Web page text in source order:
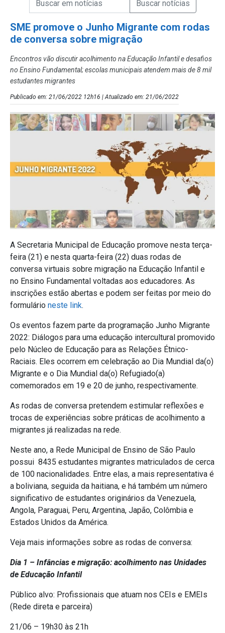
SME promove o Junho Migrante com rodas
de conversa sobre migração
Encontros vão discutir acolhimento na Educação Infantil e desafios
no Ensino Fundamental; escolas municipais atendem mais de 8 mil
estudantes migrantes
Publicado em: 21/06/2022 12h16 | Atualizado em: 21/06/2022
A Secretaria Municipal de Educação promove nesta terça-
feira (21) e nesta quarta-feira (22) duas rodas de
conversa virtuais sobre migração na Educação Infantil e
no Ensino Fundamental voltadas aos educadores. As
inscrições estão abertas e podem ser feitas por meio do
formulário neste link.
Os eventos fazem parte da programação Junho Migrante
2022: Diálogos para uma educação intercultural promovido
pelo Núcleo de Educação para as Relações Étnico-
Raciais. Eles ocorrem em celebração ao Dia Mundial da(o)
Migrante e o Dia Mundial da(o) Refugiado(a)
comemorados em 19 e 20 de junho, respectivamente.
As rodas de conversa pretendem estimular reflexões e
trocas de experiências sobre práticas de acolhimento a
migrantes já realizadas na rede.
Neste ano, a Rede Municipal de Ensino de São Paulo
possui 8435 estudantes migrantes matriculados de cerca
de 100 nacionalidades. Entre elas, a mais representativa é
a boliviana, seguida da haitiana, e há também um número
significativo de estudantes originários da Venezuela,
Angola, Paraguai, Peru, Argentina, Japão, Colômbia e
Estados Unidos da América.
Veja mais informações sobre as rodas de conversa:
Dia 1 – Infâncias e migração: acolhimento nas Unidades
de Educação Infantil
Público alvo: Profissionais que atuam nos CEIs e EMEIs
(Rede direta e parceira)
21/06 – 19h30 às 21h